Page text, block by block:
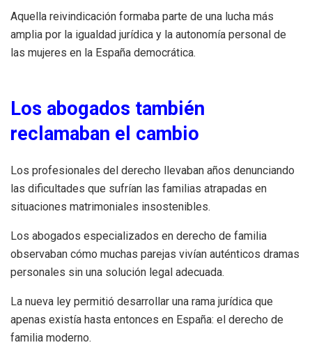
Aquella reivindicación formaba parte de una lucha más
amplia por la igualdad jurídica y la autonomía personal de
las mujeres en la España democrática.
Los abogados también
reclamaban el cambio
Los profesionales del derecho llevaban años denunciando
las dificultades que sufrían las familias atrapadas en
situaciones matrimoniales insostenibles.
Los abogados especializados en derecho de familia
observaban cómo muchas parejas vivían auténticos dramas
personales sin una solución legal adecuada.
La nueva ley permitió desarrollar una rama jurídica que
apenas existía hasta entonces en España: el derecho de
familia moderno.